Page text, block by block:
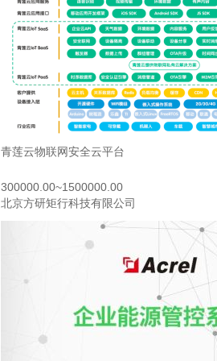
青莲云物联网安全云平台
300000.00~1500000.00
北京方研矩行科技有限公司